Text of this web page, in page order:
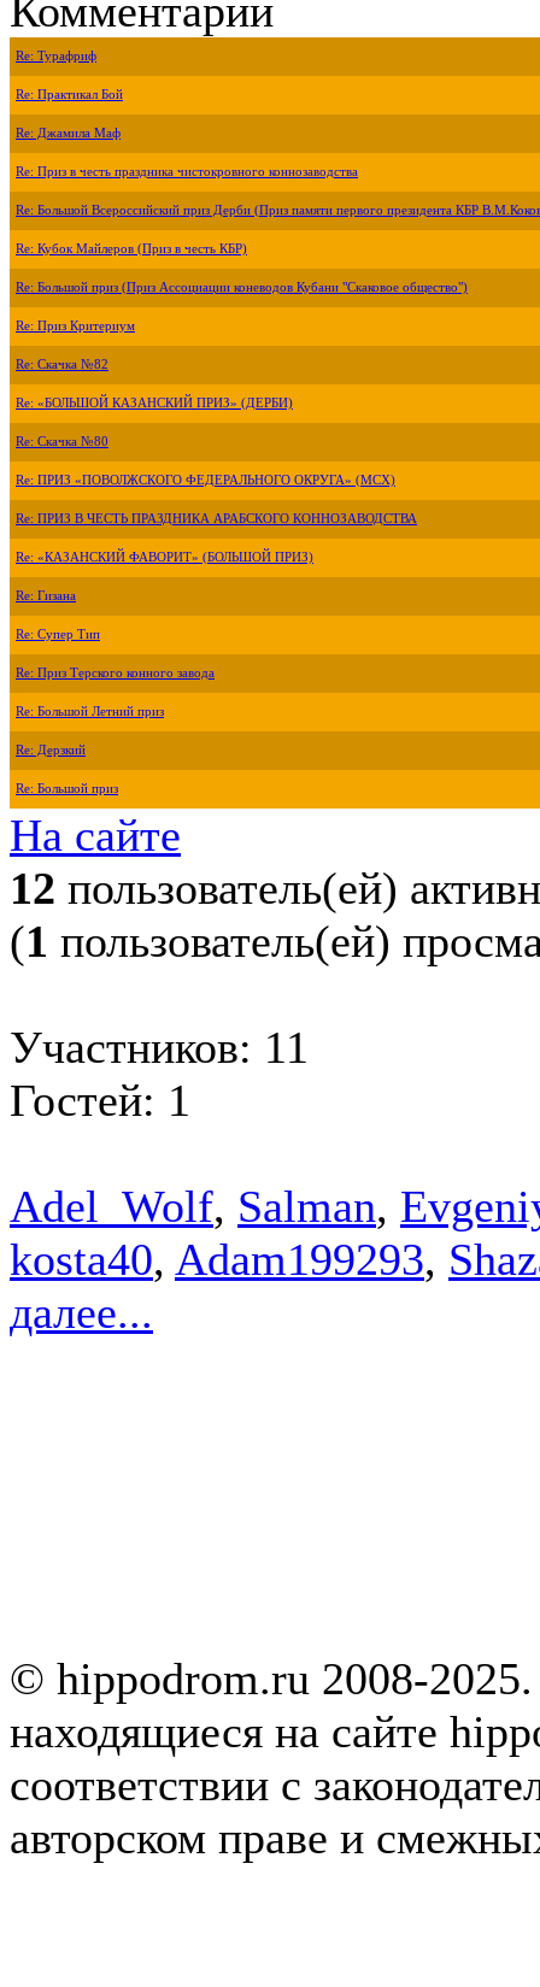
Комментарии
Re: Турафриф
Re: Практикал Бой
Re: Джамила Маф
Re: Приз в честь праздника чистокровного коннозаводства
Re: Большой Всероссийский приз Дерби (Приз памяти первого президента КБР
Re: Кубок Майлеров (Приз в честь КБР)
Re: Большой приз (Приз Ассоциации коневодов Кубани "Скаковое общество")
Re: Приз Критериум
Re: Скачка №82
Re: «БОЛЬШОЙ КАЗАНСКИЙ ПРИЗ» (ДЕРБИ)
Re: Скачка №80
Re: ПРИЗ «ПОВОЛЖСКОГО ФЕДЕРАЛЬНОГО ОКРУГА» (МСХ)
Re: ПРИЗ В ЧЕСТЬ ПРАЗДНИКА АРАБСКОГО КОННОЗАВОДСТВА
Re: «КАЗАНСКИЙ ФАВОРИТ» (БОЛЬШОЙ ПРИЗ)
Re: Гизана
Re: Супер Тип
Re: Приз Терского конного завода
Re: Большой Летний приз
Re: Дерзкий
Re: Большой приз
На сайте
12 пользователь(ей)
(1 пользователь(ей)
Участников: 11
Гостей: 1
Adel_Wolf, Salman,
kosta40, Adam199293,
далее...
© hippodrom.ru 2008-
находящиеся на сайте
соответствии с
авторском праве и